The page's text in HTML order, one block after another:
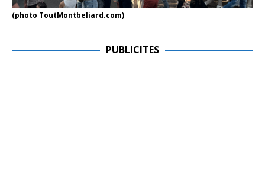
(photo ToutMontbeliard.com)
PUBLICITES